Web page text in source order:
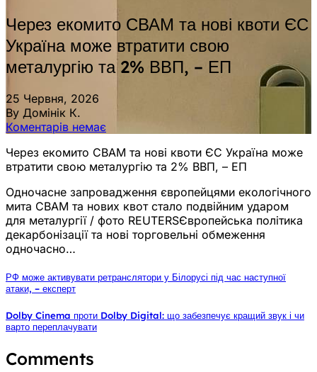
Через екомито СВАМ та нові квоти ЄС
Україна може втратити свою
металургію та 2% ВВП, – ЕП
25 Червня, 2026
By Домінік К.
Коментарів немає
Через екомито СВАМ та нові квоти ЄС Україна може
втратити свою металургію та 2% ВВП, – ЕП
Одночасне запровадження європейцями екологічного
мита CBAM та нових квот стало подвійним ударом
для металургії / фото REUTERSЄвропейська політика
декарбонізації та нові торговельні обмеження
одночасно…
РФ може активувати ретранслятори у Білорусі під час наступної
атаки, – експерт
Dolby Cinema проти Dolby Digital: що забезпечує кращий звук і чи
варто переплачувати
Comments